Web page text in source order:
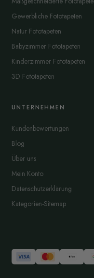
Gewerbliche Fototapeten
Natur Fototapeten
Babyzimmer Fototapeten
Kinderzimmer Fototapeten
3D Fototapeten
UNTERNEHMEN
Kundenbewertungen
Blog
Über uns
Mein Konto
Datenschutzerklärung
Kategorien-Sitemap